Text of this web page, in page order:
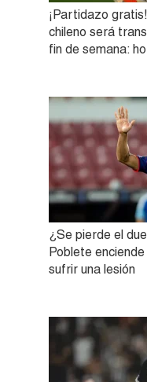
¡Partidazo
chileno será
fin de semana:
¿Se pierde el
Poblete enciende
sufrir una lesión